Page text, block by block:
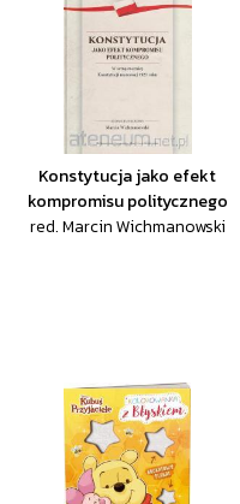
Konstytucja jako efekt
kompromisu politycznego
red. Marcin Wichmanowski